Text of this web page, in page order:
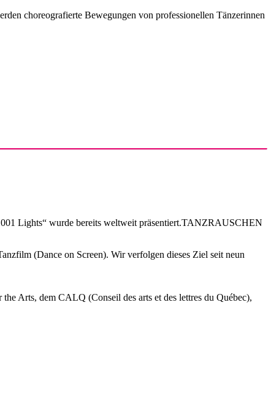
choreografierte Bewegungen von professionellen Tänzerinnen
Lights“ wurde bereits weltweit präsentiert.TANZRAUSCHEN
(Dance on Screen). Wir verfolgen dieses Ziel seit neun
Arts, dem CALQ (Conseil des arts et des lettres du Québec),